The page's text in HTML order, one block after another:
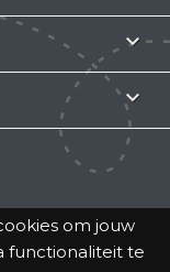
om jouw
functionaliteit te

